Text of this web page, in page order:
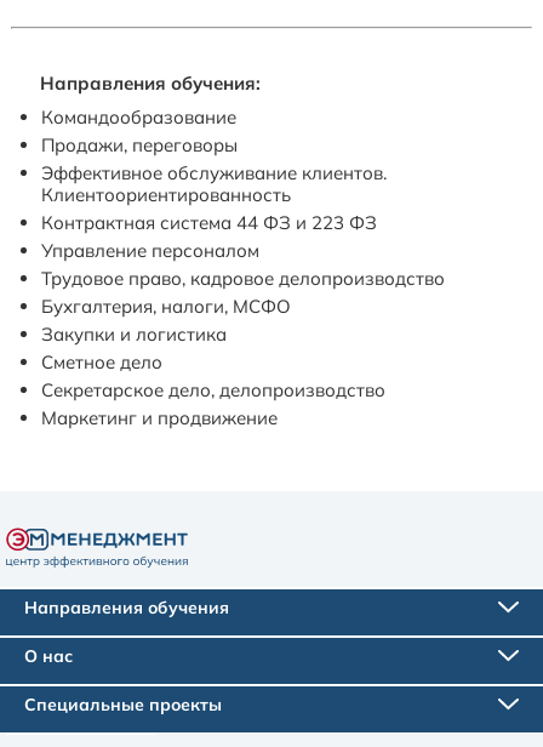
Направления обучения:
Командообразование
Продажи, переговоры
Эффективное обслуживание клиентов.
Клиентоориентированность
Контрактная система 44 ФЗ и 223 ФЗ
Управление персоналом
Трудовое право, кадровое делопроизводство
Бухгалтерия, налоги, МСФО
Закупки и логистика
Сметное дело
Секретарское дело, делопроизводство
Маркетинг и продвижение
Направления обучения
О нас
Специальные проекты